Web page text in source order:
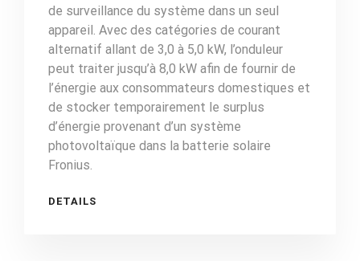
de surveillance du système dans un seul
appareil. Avec des catégories de courant
alternatif allant de 3,0 à 5,0 kW, l’onduleur
peut traiter jusqu’à 8,0 kW afin de fournir de
l’énergie aux consommateurs domestiques et
de stocker temporairement le surplus
d’énergie provenant d’un système
photovoltaïque dans la batterie solaire
Fronius.
DETAILS